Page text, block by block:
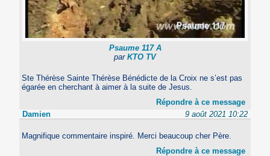
Psaume 117 A
par KTO TV
Ste Thérèse Sainte Thérèse Bénédicte de la Croix ne s’est pas
égarée en cherchant à aimer à la suite de Jesus.
Répondre à ce message
Damien
9 août 2021 10:22
Magnifique commentaire inspiré. Merci beaucoup cher Père.
Répondre à ce message